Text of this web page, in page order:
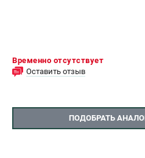
Временно отсутствует
Оставить отзыв
ПОДОБРАТЬ